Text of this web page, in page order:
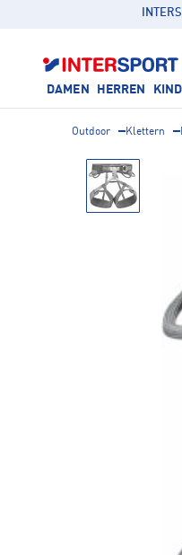
DAMEN HERREN
Outdoor Klettern